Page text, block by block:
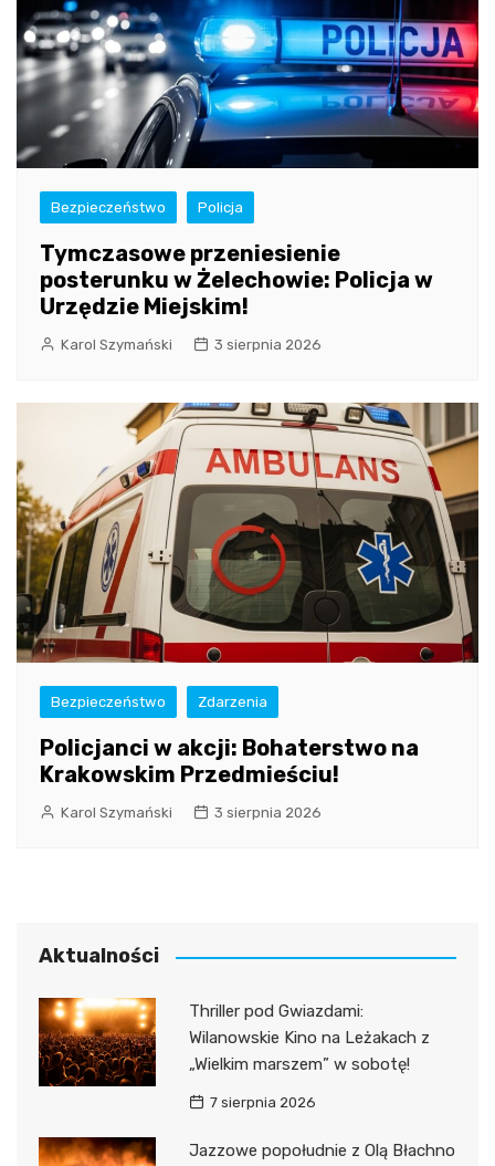
Bezpieczeństwo Policja
Tymczasowe przeniesienie
posterunku w Żelechowie: Policja w
Urzędzie Miejskim!
Karol Szymański 3 sierpnia 2026
Bezpieczeństwo Zdarzenia
Policjanci w akcji: Bohaterstwo na
Krakowskim Przedmieściu!
Karol Szymański 3 sierpnia 2026
Aktualności
Thriller pod Gwiazdami:
Wilanowskie Kino na Leżakach z
„Wielkim marszem” w sobotę!
7 sierpnia 2026
Jazzowe popołudnie z Olą Błachno